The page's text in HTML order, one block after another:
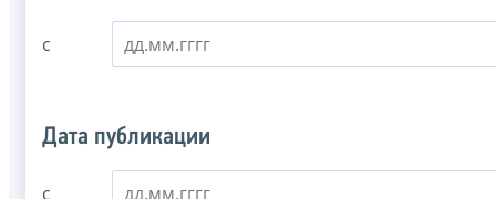
с
Дата публикации
с